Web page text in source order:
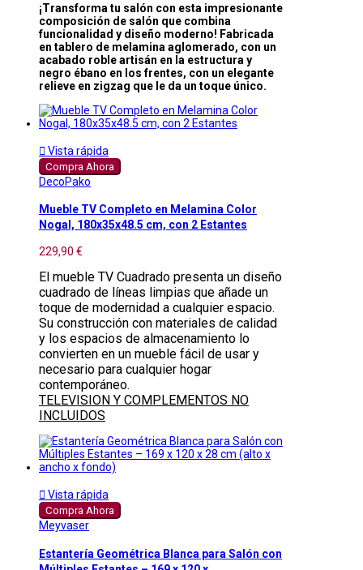
¡Transforma tu salón con esta impresionante
composición de salón que combina
funcionalidad y diseño moderno! Fabricada
en tablero de melamina aglomerado, con un
acabado roble artisán en la estructura y
negro ébano en los frentes, con un elegante
relieve en zigzag que le da un toque único.
 Vista rápida
Compra Ahora
DecoPako
Mueble TV Completo en Melamina Color
Nogal, 180x35x48.5 cm, con 2 Estantes
229,90 €
El mueble TV Cuadrado presenta un diseño
cuadrado de líneas limpias que añade un
toque de modernidad a cualquier espacio.
Su construcción con materiales de calidad
y los espacios de almacenamiento lo
convierten en un mueble fácil de usar y
necesario para cualquier hogar
contemporáneo.
TELEVISION Y COMPLEMENTOS NO
INCLUIDOS
 Vista rápida
Compra Ahora
Meyvaser
Estantería Geométrica Blanca para Salón con